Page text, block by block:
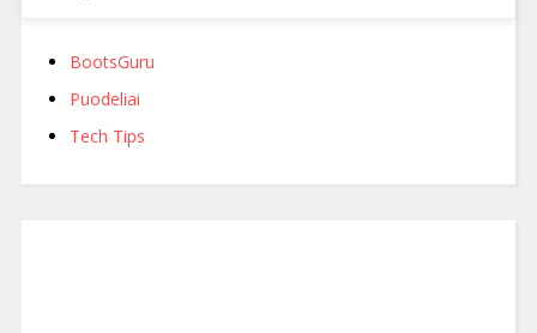
BootsGuru
Puodeliai
Tech Tips